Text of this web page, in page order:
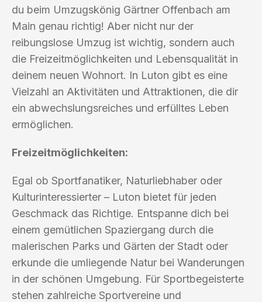
du beim Umzugskönig Gärtner Offenbach am
Main genau richtig! Aber nicht nur der
reibungslose Umzug ist wichtig, sondern auch
die Freizeitmöglichkeiten und Lebensqualität in
deinem neuen Wohnort. In Luton gibt es eine
Vielzahl an Aktivitäten und Attraktionen, die dir
ein abwechslungsreiches und erfülltes Leben
ermöglichen.
Freizeitmöglichkeiten:
Egal ob Sportfanatiker, Naturliebhaber oder
Kulturinteressierter – Luton bietet für jeden
Geschmack das Richtige. Entspanne dich bei
einem gemütlichen Spaziergang durch die
malerischen Parks und Gärten der Stadt oder
erkunde die umliegende Natur bei Wanderungen
in der schönen Umgebung. Für Sportbegeisterte
stehen zahlreiche Sportvereine und